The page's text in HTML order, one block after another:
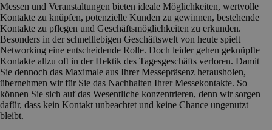
Messen und Veranstaltungen bieten ideale Möglichkeiten, wertvolle
Kontakte zu knüpfen, potenzielle Kunden zu gewinnen, bestehende
Kontakte zu pflegen und Geschäftsmöglichkeiten zu erkunden.
Besonders in der schnelllebigen Geschäftswelt von heute spielt
Networking eine entscheidende Rolle. Doch leider gehen geknüpfte
Kontakte allzu oft in der Hektik des Tagesgeschäfts verloren. Damit
Sie dennoch das Maximale aus Ihrer Messepräsenz herausholen,
übernehmen wir für Sie das Nachhalten Ihrer Messekontakte. So
können Sie sich auf das Wesentliche konzentrieren, denn wir sorgen
dafür, dass kein Kontakt unbeachtet und keine Chance ungenutzt
bleibt.